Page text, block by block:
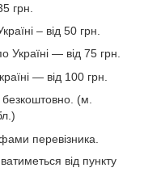
грн.
– від 50 грн.
Україні — від 75 грн.
— від 100 грн.
(м.
перевізника.
від пункту